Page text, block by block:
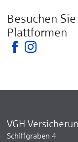
Besuchen
Plattformen
VGH
Schiffgraben 4